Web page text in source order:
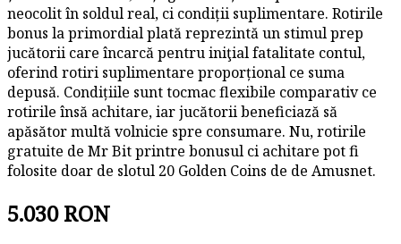
neocolit în soldul real, ci condiții suplimentare. Rotirile
bonus la primordial plată reprezintă un stimul prep
jucătorii care încarcă pentru iniţial fatalitate contul,
oferind rotiri suplimentare proporțional ce suma
depusă. Condițiile sunt tocmac flexibile comparativ ce
rotirile însă achitare, iar jucătorii beneficiază să
apăsător multă volnicie spre consumare. Nu, rotirile
gratuite de Mr Bit printre bonusul ci achitare pot fi
folosite doar de slotul 20 Golden Coins de de Amusnet.
5.030 RON